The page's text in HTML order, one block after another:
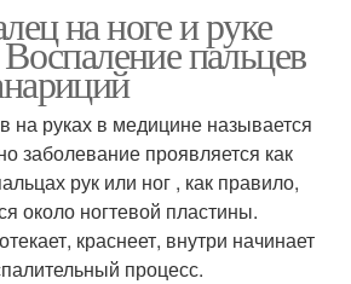
на ноге и руке
пальцев
на руках в медицине называется
заболевание проявляется как
рук или ног , как правило,
около ногтевой пластины.
краснеет, внутри начинает
процесс.